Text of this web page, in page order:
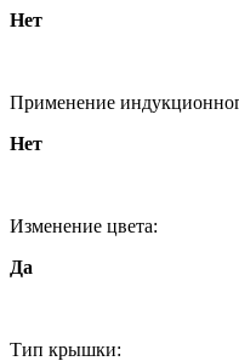
Нет
Применение
Нет
Изменение цвета:
Да
Тип крышки: